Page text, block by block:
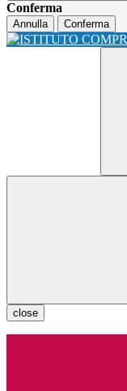
Conferma
Annulla Conferma
close